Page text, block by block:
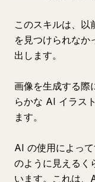
このスキルは、以
を見つけられな
出します。
画像を生成する際
らかな AI イラス
ます。
AI の使用によっ
のように見えるく
います。これは、